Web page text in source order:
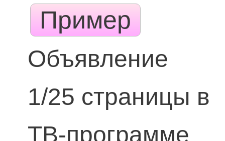
Пример
Объявление
1/25 страницы в
ТВ-программе